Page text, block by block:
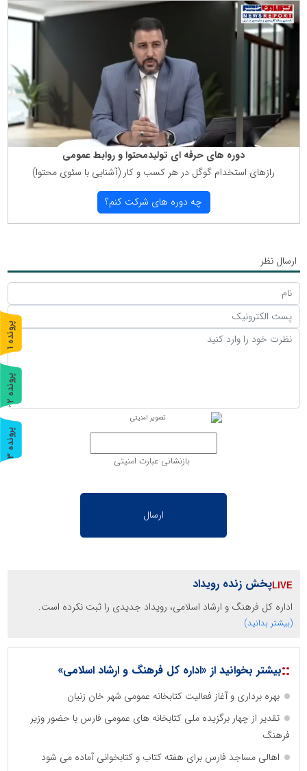
دوره های حرفه ای تولیدمحتوا و روابط عمومی
رازهای استخدام گوگل در هر كسب و كار (آشنایی با سئوی محتوا)
چه دوره های شركت كنم؟
ارسال نظر
بازنشانی عبارت امنیتی
پخش زنده رویداد
اداره کل فرهنگ و ارشاد اسلامی، رویداد جدیدی را ثبت نکرده است.
(بیشتر بدانید)
::بیشتر بخوانید از «اداره کل فرهنگ و ارشاد اسلامی»
بهره برداری و آغاز فعالیت کتابخانه عمومی شهر خان زنیان
تقدیر از چهار برگزیده ملی کتابخانه های عمومی فارس با حضور وزیر
فرهنگ
اهالی مساجد فارس برای هفته کتاب و کتابخوانی آماده می شود
پ
ر
و
ن
د
ه
1
پ
ر
و
ن
د
ه
2
پ
ر
و
ن
د
ه
3